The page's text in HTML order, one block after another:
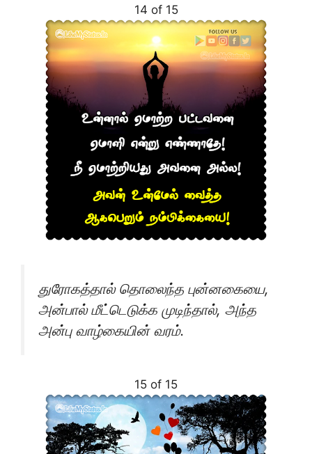
14 of 15
துரோகத்தால் தொலைந்த புன்னகையை,
அன்பால் மீட்டெடுக்க முடிந்தால், அந்த
அன்பு வாழ்கையின் வரம்.
15 of 15